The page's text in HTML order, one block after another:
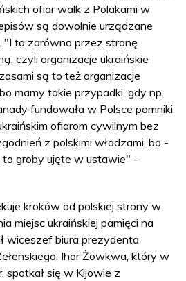
ofiar walk z Polakami w
są dowolnie urządzane
"I to zarówno przez stronę
czyli organizacje ukraińskie
są to też organizacje
mamy takie przypadki, gdy np.
fundowała w Polsce pomniki
ofiarom cywilnym bez
z polskimi władzami, bo -
to groby ujęte w ustawie" -
kroków od polskiej strony w
miejsc ukraińskiej pamięci na
wiceszef biura prezydenta
Ihor Żowkwa, który w
spotkał się w Kijowie z